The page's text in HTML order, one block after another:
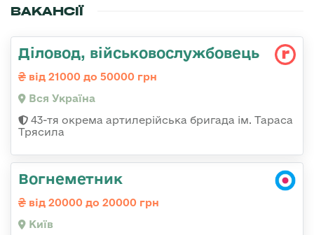
ВАКАНСІЇ
Діловод, військовослужбовець
від 21000 до 50000 грн
Вся Україна
43-тя окрема артилерійська бригада ім. Тараса
Трясила
Вогнеметник
від 20000 до 20000 грн
Київ